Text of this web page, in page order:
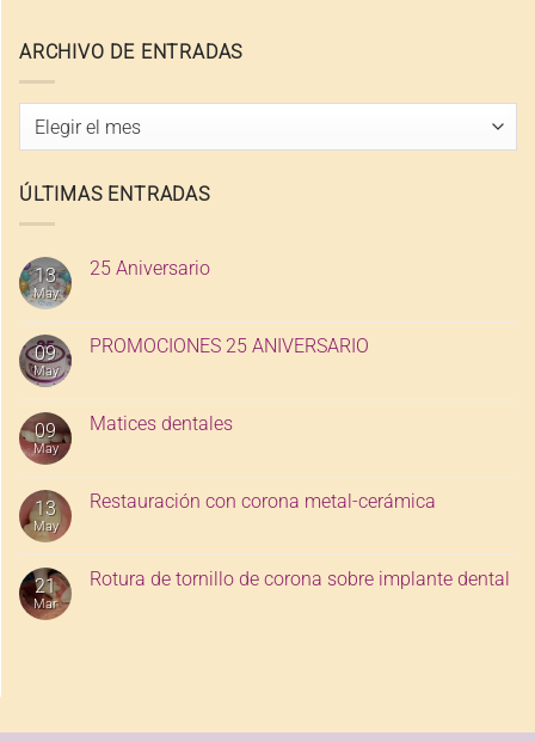
ARCHIVO DE ENTRADAS
Archivo
ÚLTIMAS ENTRADAS
13
May
25 Aniversario
09
May
PROMOCIONES 25 ANIVERSARIO
09
May
Matices dentales
13
May
Restauración con corona metal-cerámica
21
Mar
Rotura de tornillo de corona sobre implante dental